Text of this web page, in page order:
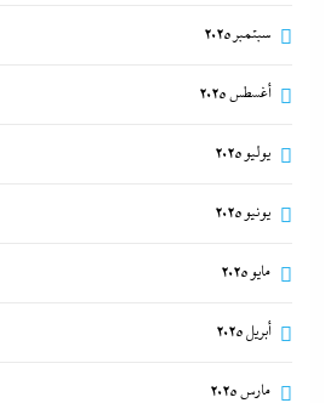
سبتمبر 2025
أغسطس 2025
يوليو 2025
يونيو 2025
مايو 2025
أبريل 2025
مارس 2025